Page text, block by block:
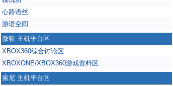
心路语丝
游语空间
微软 主机平台区
XBOX360综合讨论区
XBOXONE/XBOX360游戏资料区
索尼 主机平台区